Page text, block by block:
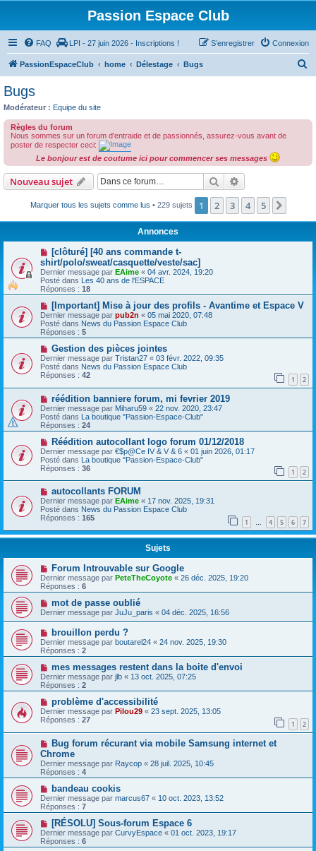
Passion Espace Club
FAQ LPI - 27 juin 2026 - Inscriptions ! Connexion
S’enregistrer
PassionEspaceClub home Délestage Bugs
c
Bugs
Modérateur : Equipe du site
Règles du forum
Nous sommes sur un forum d'entraide et de passionnés, assurez-vous avant de
poster de respecter ceci:
Le bonjour est de coutume ici pour commencer ses messages
Nouveau sujet Rechercher
Marquer tous les sujets comme lus • 229 sujets 1 2 3 4 5
Annonces
[clôturé] [40 ans commande t-
shirt/polo/sweat/casquette/veste/sac]
Dernier message par EAime « 04 avr. 2024, 19:20
Posté dans Les 40 ans de l'ESPACE
Réponses : 18
[Important] Mise à jour des profils - Avantime et Espace V
Dernier message par pub2n « 05 mai 2020, 07:48
Posté dans News du Passion Espace Club
Réponses : 5
Gestion des pièces jointes
Dernier message par Tristan27 « 03 févr. 2022, 09:35
Posté dans News du Passion Espace Club
Réponses : 42 1 2
réédition banniere forum, mi fevrier 2019
Dernier message par Miharu59 « 22 nov. 2020, 23:47
Posté dans La boutique "Passion-Espace-Club"
Réponses : 24
Réédition autocollant logo forum 01/12/2018
Dernier message par €$p@Ce IV & V & 6 « 01 juin 2026, 01:17
Posté dans La boutique "Passion-Espace-Club"
Réponses : 36 1 2
autocollants FORUM
Dernier message par EAime « 17 nov. 2025, 19:31
Posté dans News du Passion Espace Club
Réponses : 165 1 … 4 5 6 7
Sujets
Forum Introuvable sur Google
Dernier message par PeteTheCoyote « 26 déc. 2025, 19:20
Réponses : 6
mot de passe oublié
Dernier message par JuJu_paris « 04 déc. 2025, 16:56
brouillon perdu ?
Dernier message par boutarel24 « 24 nov. 2025, 19:30
Réponses : 2
mes messages restent dans la boite d'envoi
Dernier message par jlb « 13 oct. 2025, 07:25
Réponses : 2
problème d'accessibilité
Dernier message par Pilou29 « 23 sept. 2025, 13:05
Réponses : 27 1 2
Bug forum récurant via mobile Samsung internet et
Chrome
Dernier message par Raycop « 28 juil. 2025, 10:45
Réponses : 4
bandeau cookis
Dernier message par marcus67 « 10 oct. 2023, 13:52
Réponses : 7
[RÉSOLU] Sous-forum Espace 6
Dernier message par CurvyEspace « 01 oct. 2023, 19:17
Réponses : 6